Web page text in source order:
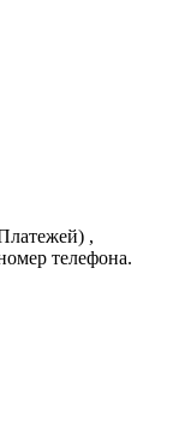
,
телефона.